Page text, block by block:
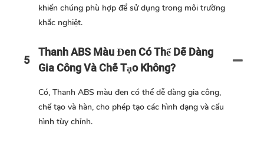
khiến chúng phù hợp để sử dụng trong môi trường
khắc nghiệt.
5 Thanh ABS Màu Đen Có Thể Dễ Dàng
Gia Công Và Chế Tạo Không?
Có, Thanh ABS màu đen có thể dễ dàng gia công,
chế tạo và hàn, cho phép tạo các hình dạng và cấu
hình tùy chỉnh.